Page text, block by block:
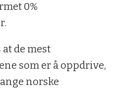
0%
de mest
som er å oppdrive,
norske